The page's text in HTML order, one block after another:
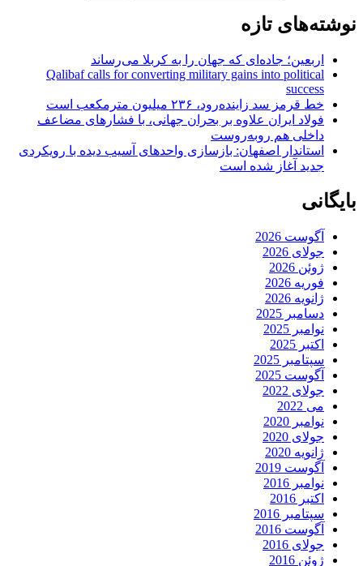
نوشته‌های تازه
اربعین؛ جاده‌ای که جهان را به کربلا می‌رساند
Qalibaf calls for converting military gains into political
success
خط قرمز سد زاینده‌رود، ۲۳۶ میلیون مترمکعب است
فولاد ایران علاوه بر بحران جهانی، با فشارهای مضاعف
داخلی هم روبه‌روست
استاندار اصفهان: بازسازی واحدهای آسیب دیده با رویکردی
جدید آغاز شده است
بایگانی
آگوست 2026
جولای 2026
ژوئن 2026
فوریه 2026
ژانویه 2026
دسامبر 2025
نوامبر 2025
اکتبر 2025
سپتامبر 2025
آگوست 2025
جولای 2022
می 2022
نوامبر 2020
جولای 2020
ژانویه 2020
آگوست 2019
نوامبر 2016
اکتبر 2016
سپتامبر 2016
آگوست 2016
جولای 2016
ژوئن 2016